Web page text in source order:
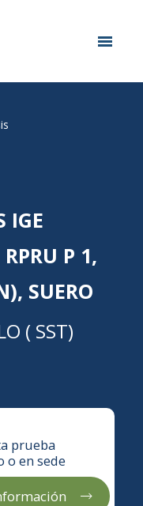
IGE
P 1,
SUERO
( SST)
prueba
o en sede